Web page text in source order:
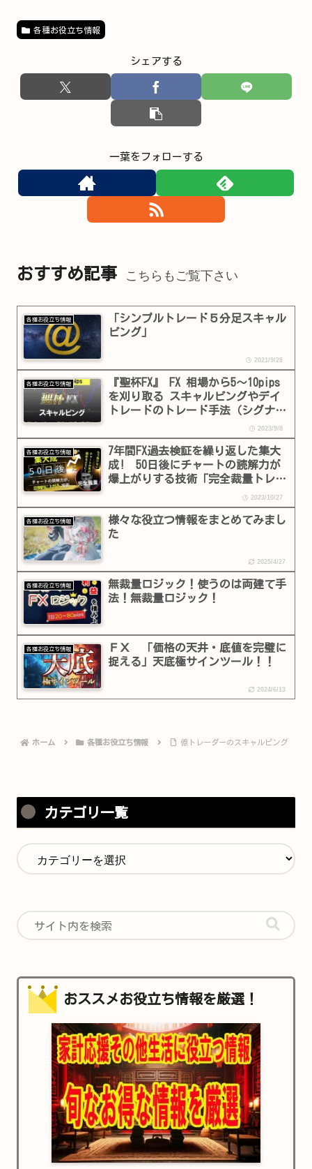
各種お役立ち情報
シェアする
一葉をフォローする
おすすめ記事 こちらもご覧下さい
各種お役立ち情報
「シンプルトレード５分足スキャル
ピング」
2021/9/28
各種お役立ち情報
『聖杯FX』 FX 相場から5～10pips
を刈り取る スキャルピングやデイ
トレードのトレード手法（シグナル
2023/9/8
各種お役立ち情報
7年間FX過去検証を繰り返した集大
成! 50日後にチャートの読解力が
爆上がりする技術「完全裁量トレー
2023/10/27
各種お役立ち情報
様々な役立つ情報をまとめてみまし
た
2025/4/27
各種お役立ち情報
無裁量ロジック！使うのは両建て手
法！無裁量ロジック！
各種お役立ち情報
ＦＸ 「価格の天井・底値を完璧に
捉える」天底極サインツール！！
2024/6/13
ホーム 各種お役立ち情報 億トレーダーのスキャルピング
カテゴリ一覧
おススメお役立ち情報を厳選！